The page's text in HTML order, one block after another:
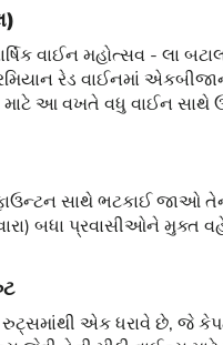
વાઈન મહોત્સવ - લા
રેડ વાઈનમાં
માટે આ વખતે વધુ વાઈન
સાથે ભટકાઈ જાઓ
બધા પ્રવાસીઓને મુક્ત
રુટ્સમાંથી એક ધરાવે છે, જે